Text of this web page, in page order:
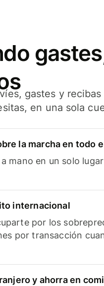
gastes y
en una sola
la marcha en todo
mano en un solo
internacional
por los
por transacción
y ahorra en